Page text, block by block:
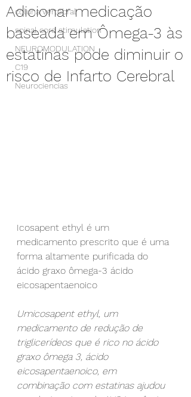
coluna vertebral
spinal cord stimulation
NEUROMODULATION
C19
Neurociencias
Adicionar medicação
baseada em Ômega-3 às
estatinas pode diminuir o
risco de Infarto Cerebral
Icosapent ethyl é um
medicamento prescrito que é uma
forma altamente purificada do
ácido graxo ômega-3 ácido
eicosapentaenoico
Umicosapent ethyl, um
medicamento de redução de
triglicerídeos que é rico no ácido
graxo ômega 3, ácido
eicosapentaenoico, em
combinação com estatinas ajudou